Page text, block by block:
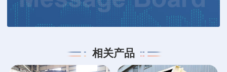
相关产品